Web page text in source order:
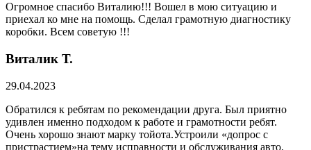
Огромное спасибо Виталию!!! Вошел в мою ситуацию и
приехал ко мне на помощь. Сделал грамотную диагностику
коробки. Всем советую !!!
Виталик Т.
29.04.2023
Обратился к ребятам по рекомендации друга. Был приятно
удивлен именно подходом к работе и грамотности ребят.
Очень хорошо знают марку тойота.Устроили «допрос с
пристрастием»на тему исправности и обслуживания авто,